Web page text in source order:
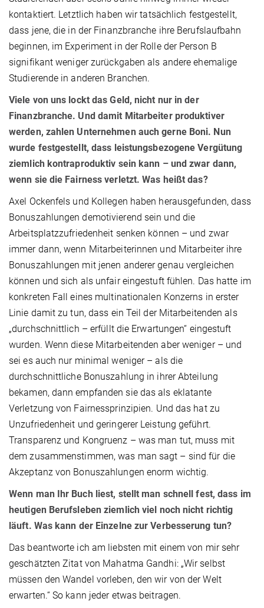
kontaktiert. Letztlich haben wir tatsächlich festgestellt,
dass jene, die in der Finanzbranche ihre Berufslaufbahn
beginnen, im Experiment in der Rolle der Person B
signifikant weniger zurückgaben als andere ehemalige
Studierende in anderen Branchen.
Viele von uns lockt das Geld, nicht nur in der
Finanzbranche. Und damit Mitarbeiter produktiver
werden, zahlen Unternehmen auch gerne Boni. Nun
wurde festgestellt, dass leistungsbezogene Vergütung
ziemlich kontraproduktiv sein kann – und zwar dann,
wenn sie die Fairness verletzt. Was heißt das?
Axel Ockenfels und Kollegen haben herausgefunden, dass
Bonuszahlungen demotivierend sein und die
Arbeitsplatzzufriedenheit senken können – und zwar
immer dann, wenn Mitarbeiterinnen und Mitarbeiter ihre
Bonuszahlungen mit jenen anderer genau vergleichen
können und sich als unfair eingestuft fühlen. Das hatte im
konkreten Fall eines multinationalen Konzerns in erster
Linie damit zu tun, dass ein Teil der Mitarbeitenden als
„durchschnittlich – erfüllt die Erwartungen“ eingestuft
wurden. Wenn diese Mitarbeitenden aber weniger – und
sei es auch nur minimal weniger – als die
durchschnittliche Bonuszahlung in ihrer Abteilung
bekamen, dann empfanden sie das als eklatante
Verletzung von Fairnessprinzipien. Und das hat zu
Unzufriedenheit und geringerer Leistung geführt.
Transparenz und Kongruenz – was man tut, muss mit
dem zusammenstimmen, was man sagt – sind für die
Akzeptanz von Bonuszahlungen enorm wichtig.
Wenn man Ihr Buch liest, stellt man schnell fest, dass im
heutigen Berufsleben ziemlich viel noch nicht richtig
läuft. Was kann der Einzelne zur Verbesserung tun?
Das beantworte ich am liebsten mit einem von mir sehr
geschätzten Zitat von Mahatma Gandhi: „Wir selbst
müssen den Wandel vorleben, den wir von der Welt
erwarten.“ So kann jeder etwas beitragen.